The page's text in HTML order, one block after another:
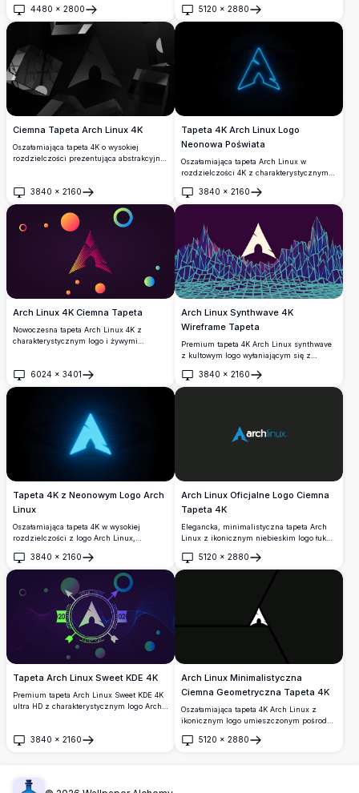
gradientowym tle. Idealna do
personalizacji pulpitu z czystym,
minimalistycznym designem, który
prezentuje charakterystyczny branding
Arch w ostrej jakości 4K.
4480 × 2800
Otwórz
siatkami neonowymi i świecącą trójkątną
architekturą, tworząc doskonałe połączenie
5120 × 2880
Otwórz
Ciemna Tapeta Arch Linux 4K
Oszałamiająca tapeta 4K o wysokiej
rozdzielczości prezentująca abstrakcyjne
użytkowników Arch Linux szukających
minimalistycznego, nowoczesnego tła
pulpitu z wyrafinowanymi czarnymi i
szarymi elementami designu, które
uzupełniają każdą konfigurację ciemnego
3840 × 2160
Otwórz
Tapeta 4K Arch Linux Logo
Neonowa Poświata
Oszałamiająca tapeta Arch Linux w
rozdzielczości 4K z charakterystycznym
cyjanowym świetle neonowym na głębokim
czarnym tle, idealna dla pulpitów z
ciemnym motywem i miłośników Linuksa.
3840 × 2160
Otwórz
Arch Linux 4K Ciemna Tapeta
Nowoczesna tapeta Arch Linux 4K z
charakterystycznym logo i żywymi
rozdzielczości geometryczny projekt z
kolorowymi kołami i kształtami, idealny na
6024 × 3401
Otwórz
Arch Linux Synthwave 4K
Wireframe Tapeta
Premium tapeta 4K Arch Linux synthwave
z kultowym logo wyłaniającym się z
futurystyczny design z żywą cyjanową
geometryczną siatką i głębokimi
3840 × 2160
Otwórz
Tapeta 4K z Neonowym Logo Arch
Linux
Oszałamiająca tapeta 4K w wysokiej
rozdzielczości z logo Arch Linux,
neonowy na głębokim ciemnym tle.
Idealna do personalizacji pulpitu z
elegancką estetyką inspirowaną
cyberpunkiem.
3840 × 2160
Otwórz
Arch Linux Oficjalne Logo Ciemna
Tapeta 4K
Elegancka, minimalistyczna tapeta Arch
Linux z ikonicznym niebieskim logo łuku
programistów i entuzjastów Linuxa
poszukujących czystej, profesjonalnej
5120 × 2880
Otwórz
Tapeta Arch Linux Sweet KDE 4K
Premium tapeta Arch Linux Sweet KDE 4K
ultra HD z charakterystycznym logo Arch,
elementami geometrycznymi. Idealne tło
3840 × 2160
Otwórz
Arch Linux Minimalistyczna
Ciemna Geometryczna Tapeta 4K
Oszałamiająca tapeta 4K Arch Linux z
ikonicznym logo umieszczonym pośrodku
Wysokorozdzielcza minimalistyczna
5120 × 2880
Otwórz